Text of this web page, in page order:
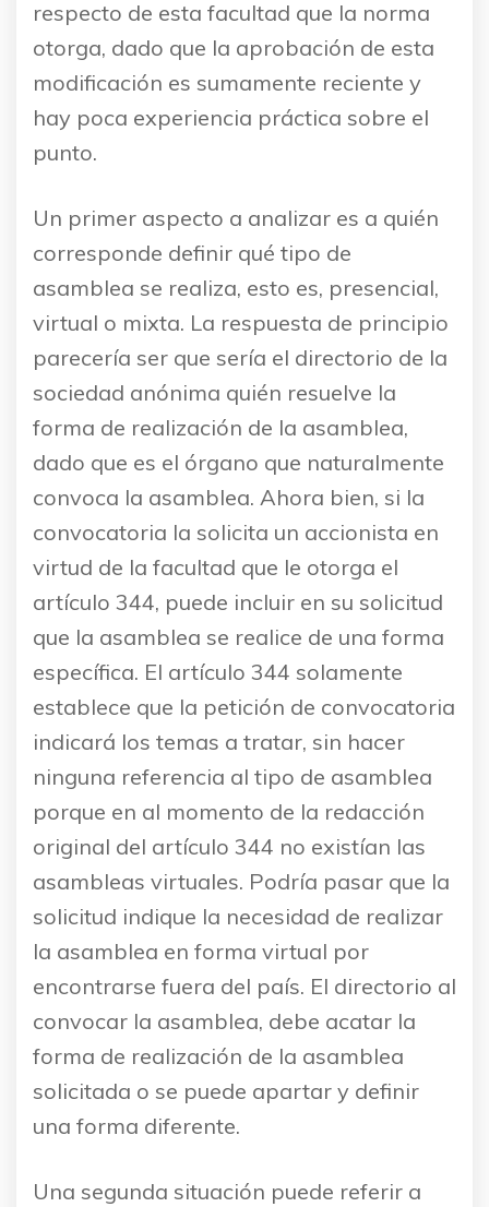
respecto de esta facultad que la norma
otorga, dado que la aprobación de esta
modificación es sumamente reciente y
hay poca experiencia práctica sobre el
punto.
Un primer aspecto a analizar es a quién
corresponde definir qué tipo de
asamblea se realiza, esto es, presencial,
virtual o mixta. La respuesta de principio
parecería ser que sería el directorio de la
sociedad anónima quién resuelve la
forma de realización de la asamblea,
dado que es el órgano que naturalmente
convoca la asamblea. Ahora bien, si la
convocatoria la solicita un accionista en
virtud de la facultad que le otorga el
artículo 344, puede incluir en su solicitud
que la asamblea se realice de una forma
específica. El artículo 344 solamente
establece que la petición de convocatoria
indicará los temas a tratar, sin hacer
ninguna referencia al tipo de asamblea
porque en al momento de la redacción
original del artículo 344 no existían las
asambleas virtuales. Podría pasar que la
solicitud indique la necesidad de realizar
la asamblea en forma virtual por
encontrarse fuera del país. El directorio al
convocar la asamblea, debe acatar la
forma de realización de la asamblea
solicitada o se puede apartar y definir
una forma diferente.
Una segunda situación puede referir a